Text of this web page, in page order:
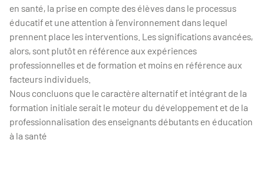
en santé, la prise en compte des élèves dans le processus
éducatif et une attention à l’environnement dans lequel
prennent place les interventions. Les significations avancées,
alors, sont plutôt en référence aux expériences
professionnelles et de formation et moins en référence aux
facteurs individuels.
Nous concluons que le caractère alternatif et intégrant de la
formation initiale serait le moteur du développement et de la
professionnalisation des enseignants débutants en éducation
à la santé